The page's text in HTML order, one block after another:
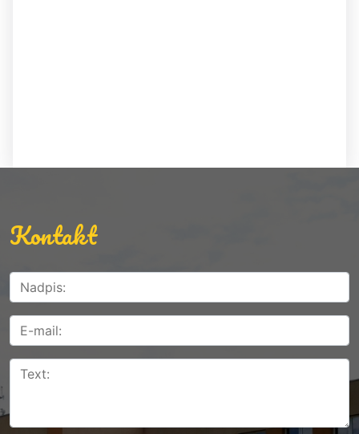
Kontakt